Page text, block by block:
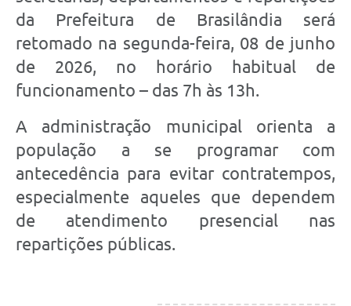
da Prefeitura de Brasilândia será
retomado na segunda-feira, 08 de junho
de 2026, no horário habitual de
funcionamento – das 7h às 13h.
A administração municipal orienta a
população a se programar com
antecedência para evitar contratempos,
especialmente aqueles que dependem
de atendimento presencial nas
repartições públicas.